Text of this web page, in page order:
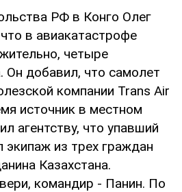
РФ в Конго Олег
в авиакатастрофе
четыре
Он добавил, что самолет
компании Trans Air
источник в местном
агентству, что упавший
из трех граждан
Казахстана.
командир - Панин. По